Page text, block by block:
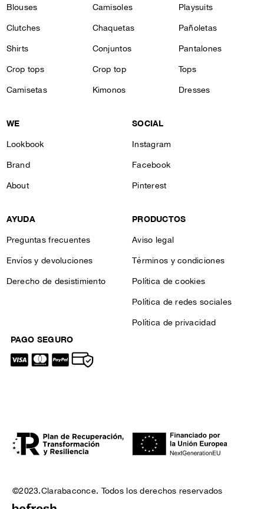
Blouses
Clutches
Shirts
Crop tops
Camisetas
Camisoles
Chaquetas
Conjuntos
Crop top
Kimonos
Playsuits
Pañoletas
Pantalones
Tops
Dresses
WE
Lookbook
Brand
About
SOCIAL
Instagram
Facebook
Pinterest
AYUDA
Preguntas frecuentes
Envíos y devoluciones
Derecho de desistimiento
PRODUCTOS
Aviso legal
Términos y condiciones
Política de cookies
Política de redes sociales
Política de privacidad
PAGO SEGURO
©2023.Clarabaconce. Todos los derechos reservados